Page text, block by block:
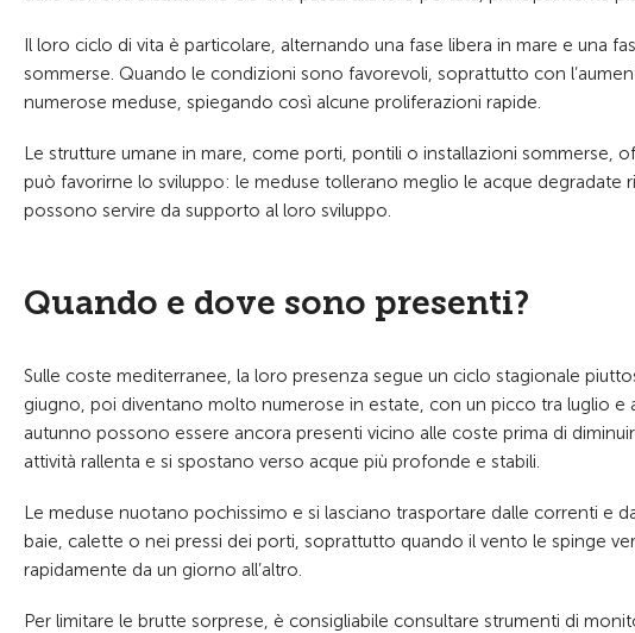
Il loro ciclo di vita è particolare, alternando una fase libera in mare e una
sommerse. Quando le condizioni sono favorevoli, soprattutto con
numerose meduse, spiegando così alcune proliferazioni rapide.
Le strutture umane in mare, come porti, pontili o installazioni sommerse,
può favorirne lo sviluppo: le meduse tollerano meglio le acque degradate
possono servire da supporto al loro sviluppo.
Quando e dove sono presenti?
Sulle coste mediterranee, la loro presenza segue un ciclo stagionale
giugno, poi diventano molto numerose in estate, con un picco tra luglio e
autunno possono essere ancora presenti vicino alle coste prima di
attività rallenta e si spostano verso acque più profonde e stabili.
Le meduse nuotano pochissimo e si lasciano trasportare dalle correnti e
baie, calette o nei pressi dei porti, soprattutto quando il vento le spinge
rapidamente da un giorno all’altro.
Per limitare le brutte sorprese, è consigliabile consultare strumenti di